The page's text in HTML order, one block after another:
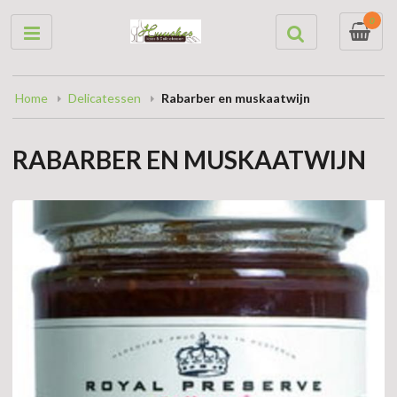
0
Home Delicatessen Rabarber en muskaatwijn
RABARBER EN MUSKAATWIJN